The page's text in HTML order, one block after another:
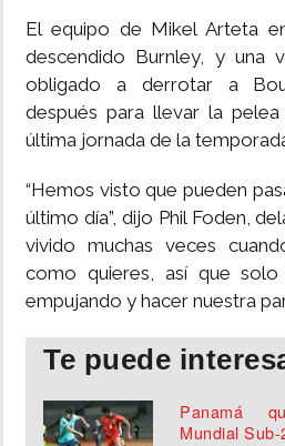
El equipo de Mikel Arteta
descendido Burnley, y una
obligado a derrotar a
después para llevar la
última jornada de la
“Hemos visto que pueden
último día”, dijo Phil Foden,
vivido muchas veces
como quieres, así que
empujando y hacer nuestra
Te puede
Panamá
Mundial